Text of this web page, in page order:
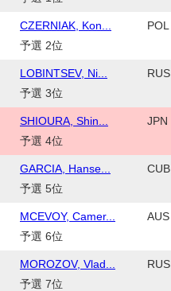
CZERNIAK, Kon...
予選 2位
POL
LOBINTSEV, Ni...
予選 3位
RUS
SHIOURA, Shin...
予選 4位
JPN
GARCIA, Hanse...
予選 5位
CUB
MCEVOY, Camer...
予選 6位
AUS
MOROZOV, Vlad...
予選 7位
RUS